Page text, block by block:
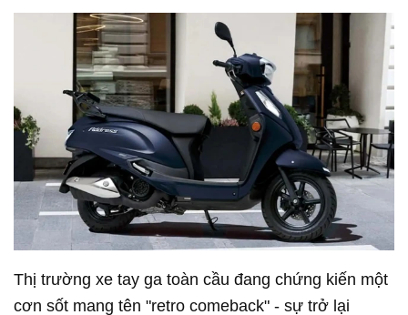
Thị trường xe tay ga toàn cầu đang chứng kiến một
cơn sốt mang tên "retro comeback" - sự trở lại